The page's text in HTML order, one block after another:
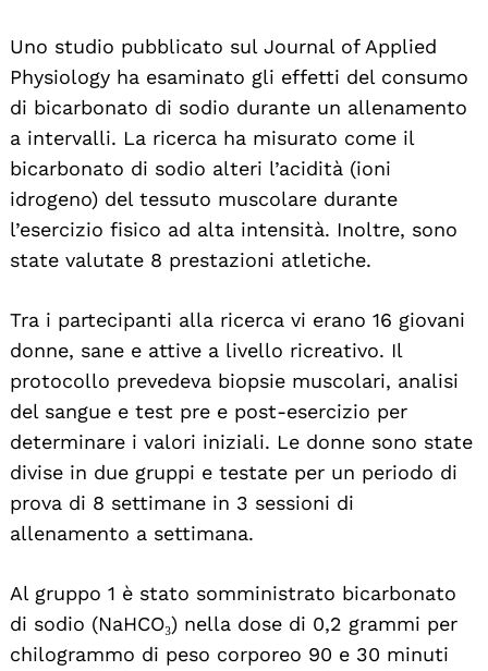
Uno studio pubblicato sul Journal of Applied
Physiology ha esaminato gli effetti del consumo
di bicarbonato di sodio durante un allenamento
a intervalli. La ricerca ha misurato come il
bicarbonato di sodio alteri l’acidità (ioni
idrogeno) del tessuto muscolare durante
l’esercizio fisico ad alta intensità. Inoltre, sono
state valutate 8 prestazioni atletiche.
Tra i partecipanti alla ricerca vi erano 16 giovani
donne, sane e attive a livello ricreativo. Il
protocollo prevedeva biopsie muscolari, analisi
del sangue e test pre e post-esercizio per
determinare i valori iniziali. Le donne sono state
divise in due gruppi e testate per un periodo di
prova di 8 settimane in 3 sessioni di
allenamento a settimana.
Al gruppo 1 è stato somministrato bicarbonato
di sodio (NaHCO₃) nella dose di 0,2 grammi per
chilogrammo di peso corporeo 90 e 30 minuti